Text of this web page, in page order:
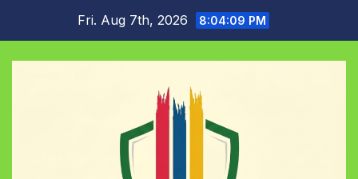
content
Fri. Aug 7th, 2026 8:04:10 PM